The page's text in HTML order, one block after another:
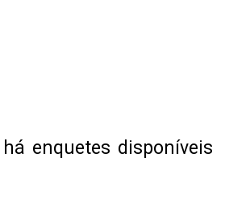
enquetes disponíveis